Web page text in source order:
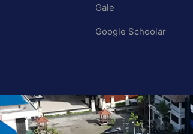
Gale
Google Schoolar